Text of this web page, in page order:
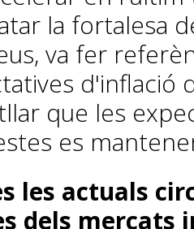
la fortalesa
va fer
d'inflació
que les
es
les actuals
dels mer­­cats